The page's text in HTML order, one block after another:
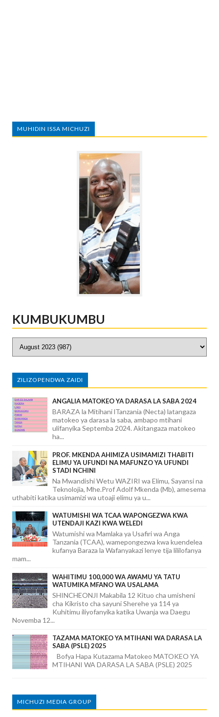
MUHIDIN ISSA MICHUZI
KUMBUKUMBU
ZILIZOPENDWA ZAIDI
ANGALIA MATOKEO YA DARASA LA SABA 2024
BARAZA la Mitihani lTanzania (Necta) latangaza
matokeo ya darasa la saba, ambapo mtihani
ulifanyika Septemba 2024. Akitangaza matokeo
ha...
PROF. MKENDA AHIMIZA USIMAMIZI THABITI
ELIMU YA UFUNDI NA MAFUNZO YA UFUNDI
STADI NCHINI
Na Mwandishi Wetu WAZIRI wa Elimu, Sayansi na
Teknolojia, Mhe.Prof Adolf Mkenda (Mb), amesema
uthabiti katika usimamizi wa utoaji elimu ya u...
WATUMISHI WA TCAA WAPONGEZWA KWA
UTENDAJI KAZI KWA WELEDI
Watumishi wa Mamlaka ya Usafiri wa Anga
Tanzania (TCAA), wamepongezwa kwa kuendelea
kufanya Baraza la Wafanyakazi lenye tija lililofanya
mam...
WAHITIMU 100,000 WA AWAMU YA TATU
WATUMIKA MFANO WA USALAMA
SHINCHEONJI Makabila 12 Kituo cha umisheni
cha Kikristo cha sayuni Sherehe ya 114 ya
Kuhitimu iliyofanyika katika Uwanja wa Daegu
Novemba 12...
TAZAMA MATOKEO YA MTIHANI WA DARASA LA
SABA (PSLE) 2025
Bofya Hapa Kutazama Matokeo MATOKEO YA
MTIHANI WA DARASA LA SABA (PSLE) 2025
MICHUZI MEDIA GROUP